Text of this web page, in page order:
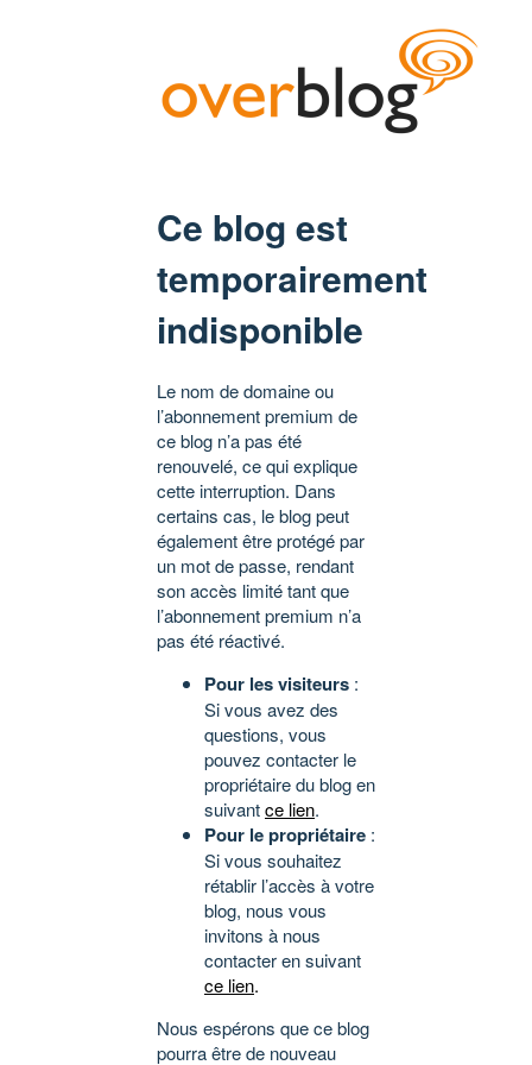
Ce blog est
temporairement
indisponible
Le nom de domaine ou
l’abonnement premium de
ce blog n’a pas été
renouvelé, ce qui explique
cette interruption. Dans
certains cas, le blog peut
également être protégé par
un mot de passe, rendant
son accès limité tant que
l’abonnement premium n’a
pas été réactivé.
Pour les visiteurs :
Si vous avez des
questions, vous
pouvez contacter le
propriétaire du blog en
suivantce lien.
Pour le propriétaire :
Si vous souhaitez
rétablir l’accès à votre
blog, nous vous
invitons à nous
contacter en suivant
ce lien.
Nous espérons que ce blog
pourra être de nouveau